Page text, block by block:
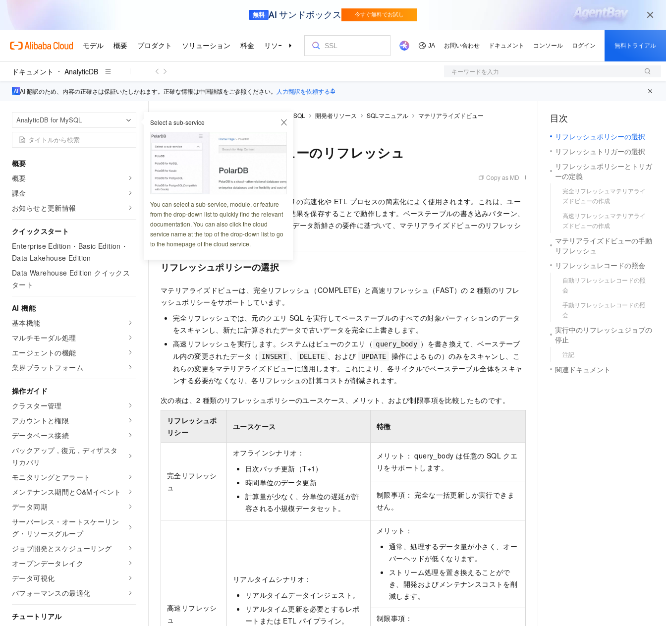
ドキュメント AnalyticDB キーワードを入力
AI 翻訳のため、内容の正確さは保証いたしかねます。正確な情報は中国語版をご参照ください。 人力翻訳を依頼する
AnalyticDB for MySQL Select a sub-service
You can select a sub-service, module, or feature
from the drop-down list to quickly find the relevant
documentation. You can also click the cloud
service name at the top of the drop-down list to go
to the homepage of the cloud service.
概要
概要
課金
お知らせと更新情報
クイックスタート
Enterprise Edition・Basic Edition・
Data Lakehouse Edition
Data Warehouse Edition クイックス
タート
AI 機能
基本機能
マルチモーダル処理
エージェントの機能
業界プラットフォーム
操作ガイド
クラスター管理
アカウントと権限
データベース接続
バックアップ , 復元 , ディザスタ
リカバリ
モニタリングとアラート
メンテナンス期間とO&Mイベント
データ同期
サーバーレス・オートスケーリン
グ・リソースグループ
ジョブ開発とスケジューリング
オープンデータレイク
データ可視化
パフォーマンスの最適化
チュートリアル
AnalyticDB for MySQL 開発者リソース SQLマニュアル
マテリアライズドビュー
マテリアライズドビューのリフレッシュ
マテリアライズドビューのリフレッシュ
更新日時 Copy as MD
マテリアライズドビューは、複雑なクエリの高速化や ETL プロセスの簡素化によく使用されます。これは、ユー
ザー定義のクエリを事前に計算し、その結果を保存することで動作します。ベーステーブルの書き込みパターン、
クエリの計算量（query_body）、およびデータ新鮮さの要件に基づいて、マテリアライズドビューのリフレッシ
ュポリシーを定義できます。
リフレッシュポリシーの選択
マテリアライズドビューは、完全リフレッシュ（COMPLETE）と高速リフレッシュ（FAST）の 2 種類のリフレ
ッシュポリシーをサポートしています。
完全リフレッシュでは、元のクエリ SQL を実行してベーステーブルのすべての対象パーティションのデータ
をスキャンし、新たに計算されたデータで古いデータを完全に上書きします。
高速リフレッシュを実行します。システムはビューのクエリ（ query_body ）を書き換えて、ベーステーブ
ル内の変更されたデータ（
INSERT 、 DELETE 、および UPDATE
操作によるもの）のみをスキャンし、こ
れらの変更をマテリアライズドビューに適用します。これにより、各サイクルでベーステーブル全体をスキャ
ンする必要がなくなり、各リフレッシュの計算コストが削減されます。
次の表は、2 種類のリフレッシュポリシーのユースケース、メリット、および制限事項を比較したものです。
リフレッシュポ
リシー
ユースケース 特徴
完全リフレッシ
ュ
オフラインシナリオ：
日次バッチ更新（T+1）
時間単位のデータ更新
計算量が少なく、分単位の遅延が許
容される小規模データセット。
メリット： query_body は任意の SQL クエ
リをサポートします。
制限事項： 完全な一括更新しか実行できま
せん。
高速リフレッシ
ュ
リアルタイムシナリオ：
リアルタイムデータインジェスト。
リアルタイム更新を必要とするレポ
ートまたは ETL パイプライン。
メリット：
通常、処理するデータ量が小さく、オー
バーヘッドが低くなります。
ストリーム処理を置き換えることがで
き、開発およびメンテナンスコストを削
減します。
制限事項：
目次
リフレッシュポリシーの選択
リフレッシュトリガーの選択
リフレッシュポリシーとトリガ
ーの定義
完全リフレッシュマテリアライ
ズドビューの作成
高速リフレッシュマテリアライ
ズドビューの作成
マテリアライズドビューの手動
リフレッシュ
リフレッシュレコードの照会
自動リフレッシュレコードの照
会
手動リフレッシュレコードの照
会
実行中のリフレッシュジョブの
停止
注記
関連ドキュメント